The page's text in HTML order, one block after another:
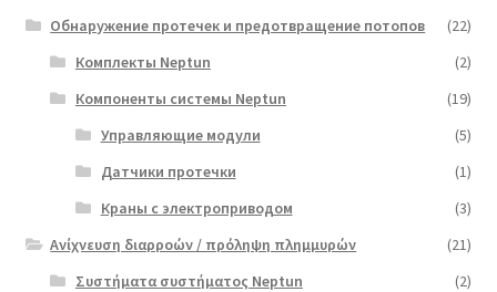
Обнаружение протечек и предотвращение потопов
(22)
Комплекты Neptun
(2)
Компоненты системы Neptun
(19)
Управляющие модули
(5)
Датчики протечки
(1)
Краны с электроприводом
(3)
Ανίχνευση διαρροών / πρόληψη πλημμυρών
(21)
Συστήματα συστήματος Neptun
(2)